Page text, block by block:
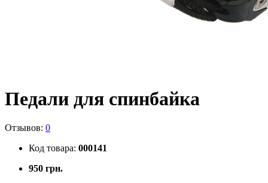
Педали для спинбайка
Отзывов: 0
Код товара: 000141
950 грн.